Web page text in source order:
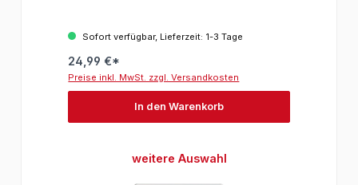
Sofort verfügbar, Lieferzeit: 1-3 Tage
24,99 €*
Preise inkl. MwSt. zzgl. Versandkosten
In den Warenkorb
Produktgalerie überspringen
weitere Auswahl